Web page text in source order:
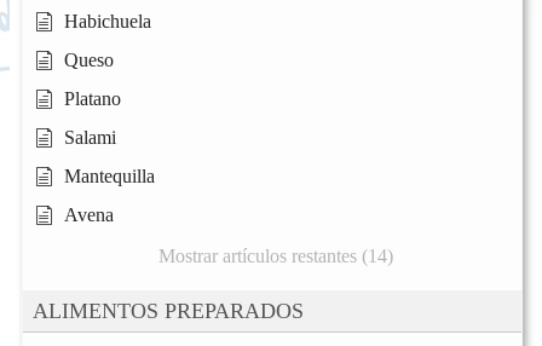
Habichuela
Queso
Platano
Salami
Mantequilla
Avena
Mostrar artículos restantes (14)
ALIMENTOS PREPARADOS